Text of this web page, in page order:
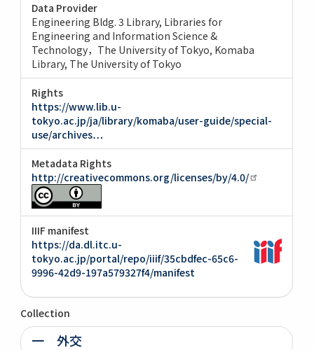
Data Provider
Engineering Bldg. 3 Library, Libraries for
Engineering and Information Science &
Technology，The University of Tokyo Komaba
Library, The University of Tokyo
Rights
https://www.lib.u-
tokyo.ac.jp/ja/library/komaba/user-guide/special-
use/archives…
Metadata Rights
http://creativecommons.org/licenses/by/4.0/
IIIF manifest
https://da.dl.itc.u-
tokyo.ac.jp/portal/repo/iiif/35cbdfec-65c6-
9996-42d9-197a579327f4/manifest
Collection
一 外交